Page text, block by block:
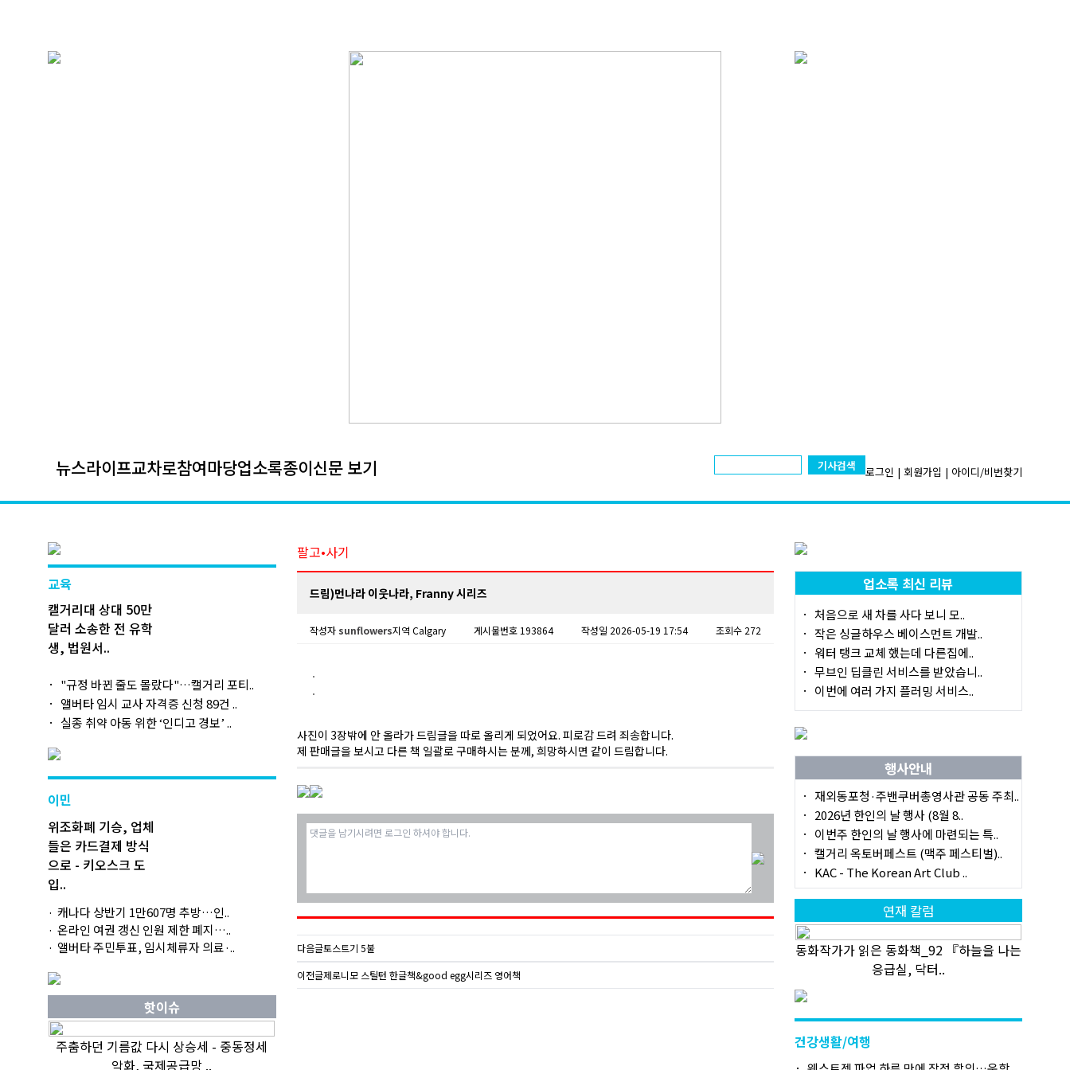
뉴스라이프교차로참여마당업소록종이신문 보기 기사검색 로그인 | 회원가입 | 아이디/비번찾기
교육
캘거리대 상대 50만
달러 소송한 전 유학
생, 법원서..
"규정 바뀐 줄도 몰랐다"…캘거리 포티..
앨버타 임시 교사 자격증 신청 89건 ..
실종 취약 아동 위한 ‘인디고 경보’ ..
이민
위조화폐 기승, 업체
들은 카드결제 방식
으로 - 키오스크 도
입..
캐나다 상반기 1만607명 추방…인..
온라인 여권 갱신 인원 제한 폐지…..
앨버타 주민투표, 임시체류자 의료·..
핫이슈
주춤하던 기름값 다시 상승세 - 중동정세
악화, 국제공급망 ..
팔고•사기
드림)먼나라 이웃나라, Franny 시리즈
작성자 sunflowers지역 Calgary 게시물번호 193864 작성일 2026-05-19 17:54 조회수 272
사진이 3장밖에 안 올라가 드림글을 따로 올리게 되었어요. 피로감 드려 죄송합니다.
제 판매글을 보시고 다른 책 일괄로 구매하시는 분께, 희망하시면 같이 드림합니다.
다음글토스트기 5불
이전글제로니모 스틸턴 한글책&good egg시리즈 영어책
업소록 최신 리뷰
처음으로 새 차를 사다 보니 모..
작은 싱글하우스 베이스먼트 개발..
워터 탱크 교체 했는데 다른집에..
무브인 딥클린 서비스를 받았습니..
이번에 여러 가지 플러밍 서비스..
행사안내
재외동포청·주밴쿠버총영사관 공동 주최..
2026년 한인의 날 행사 (8월 8..
이번주 한인의 날 행사에 마련되는 특..
캘거리 옥토버페스트 (맥주 페스티벌)..
KAC - The Korean Art Club ..
연재 칼럼
동화작가가 읽은 동화책_92 『하늘을 나는
응급실, 닥터..
건강생활/여행